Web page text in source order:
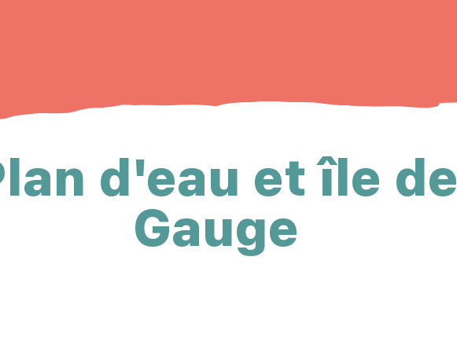
d'eau et île de
Gauge